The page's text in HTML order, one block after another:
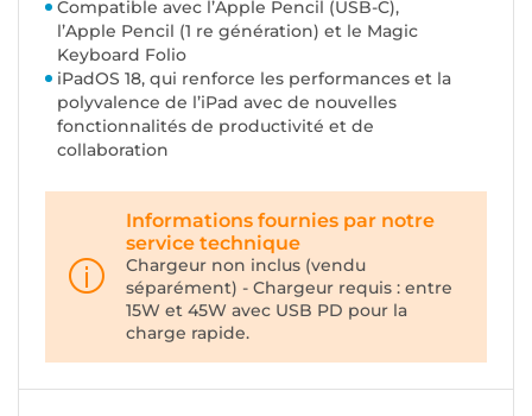
Compatible avec l’Apple Pencil (USB-C),
l’Apple Pencil (1 re génération) et le Magic
Keyboard Folio
iPadOS 18, qui renforce les performances et la
polyvalence de l’iPad avec de nouvelles
fonctionnalités de productivité et de
collaboration
Informations fournies par notre
service technique
Chargeur non inclus (vendu
séparément) - Chargeur requis : entre
15W et 45W avec USB PD pour la
charge rapide.